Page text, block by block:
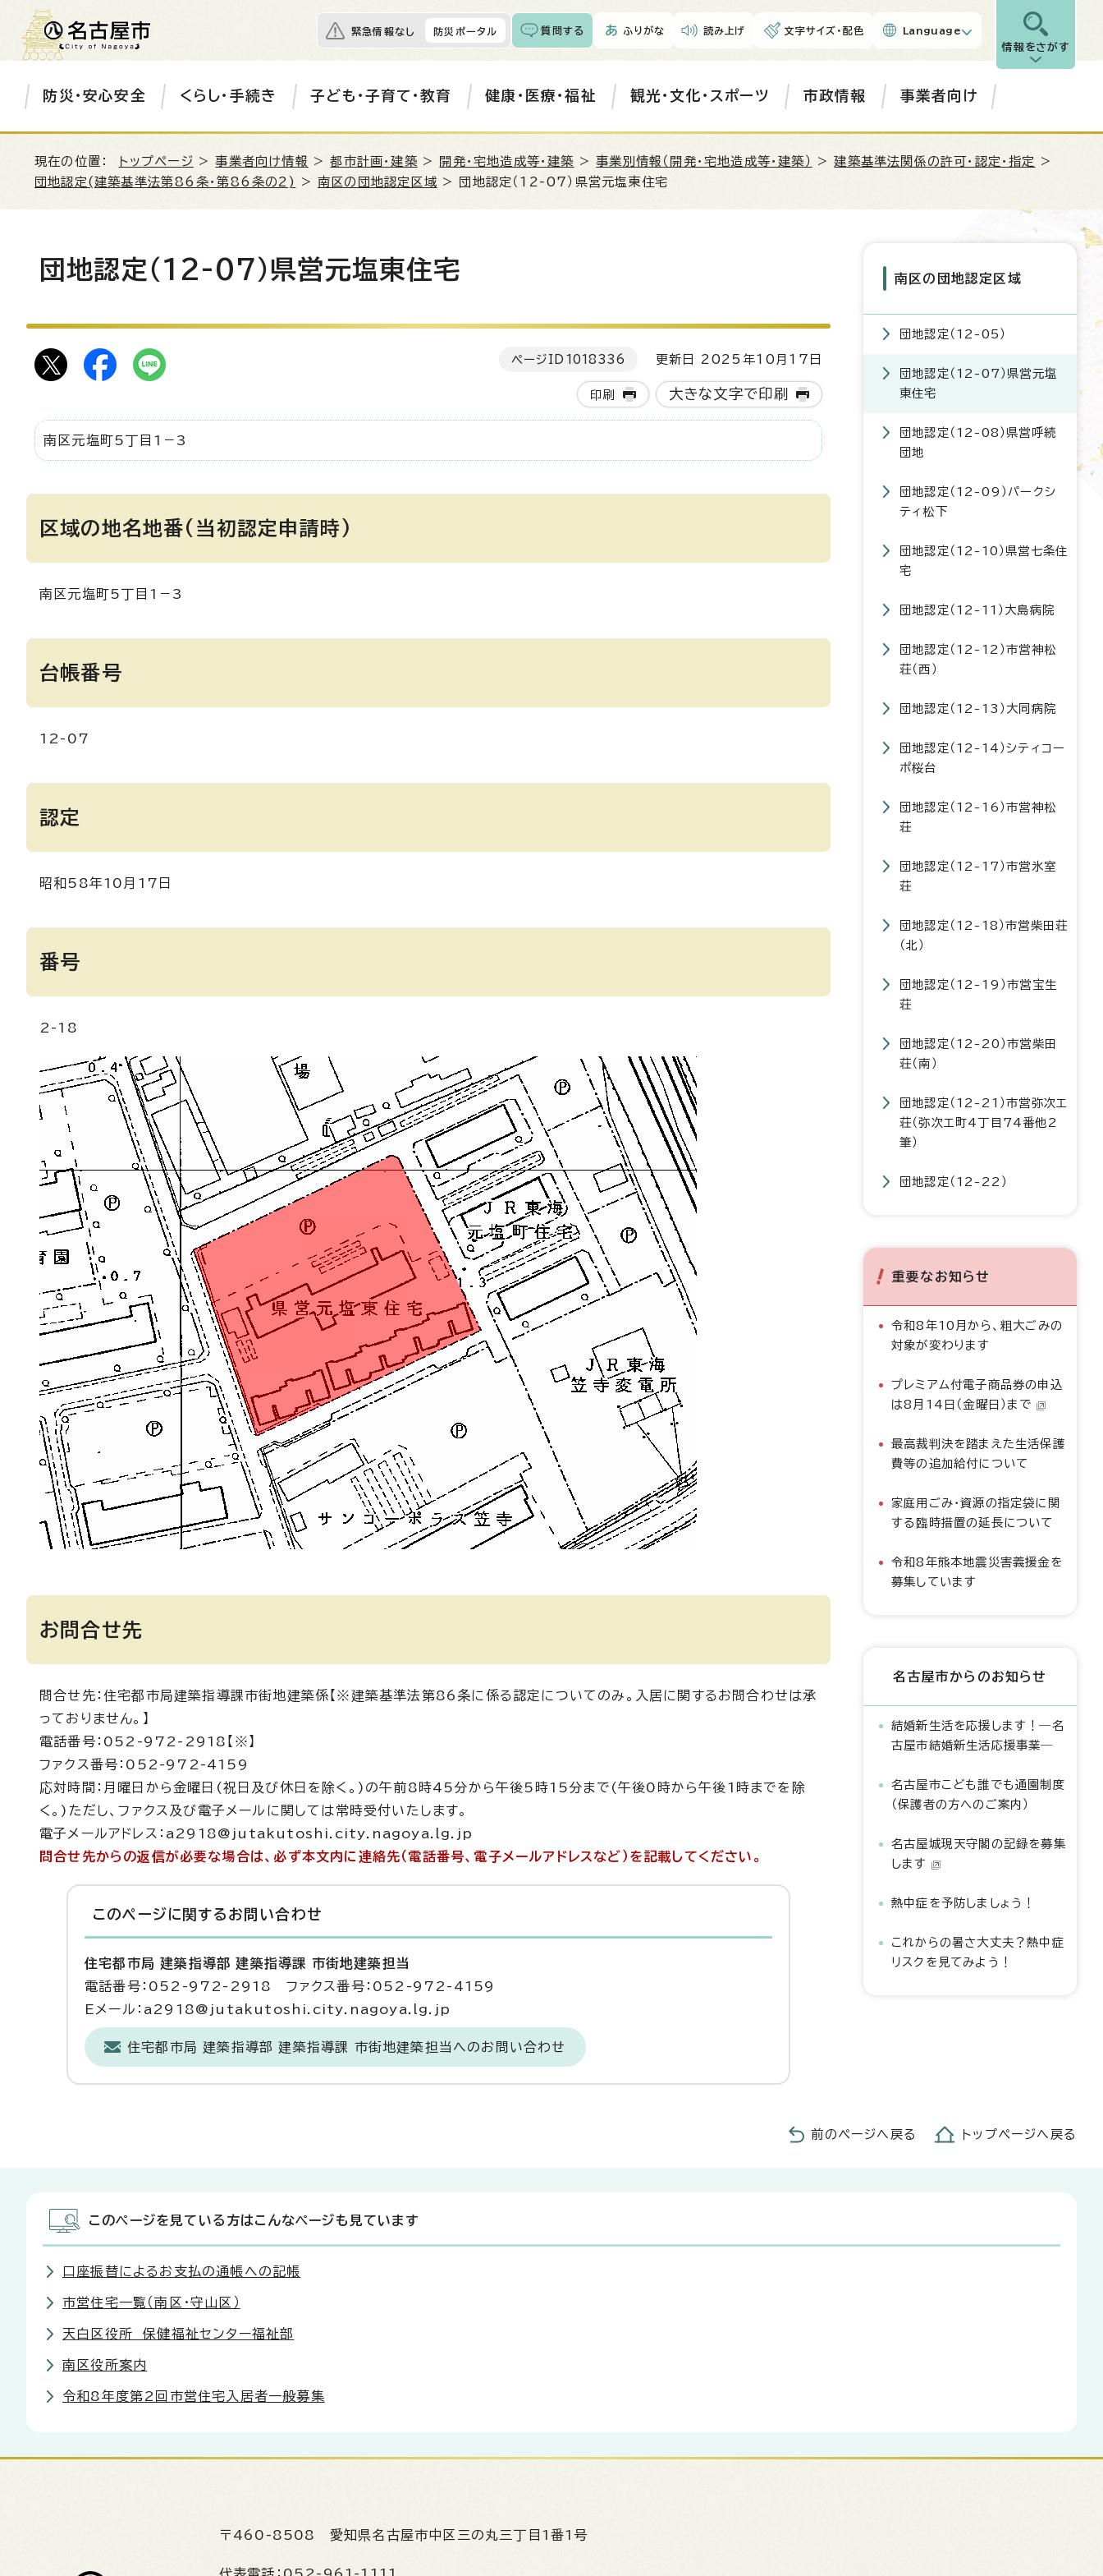
緊急情報なし 防災ポータル 質問する ふりがな 読み上げ 文字サイズ・配色 Language
情報をさがす
防災・安心安全 くらし・手続き 子ども・子育て・教育 健康・医療・福祉 観光・文化・スポーツ 市政情報 事業者向け
現在の位置： トップページ >事業者向け情報 >都市計画・建築 > 開発・宅地造成等・建築 >事業別情報（開発・宅地造成等・建築） >建築基準法関係の許可・認定・指定
>
団地認定(建築基準法第86条・第86条の2)
>南区の団地認定区域 > 団地認定（12-07）県営元塩東住宅
団地認定（12-07）県営元塩東住宅
ページID 1018336 更新日 2025年10月17日
印刷 大きな文字で印刷
南区元塩町5丁目1－3
区域の地名地番(当初認定申請時)
南区元塩町5丁目1－3
台帳番号
12-07
認定
昭和58年10月17日
番号
2-18
お問合せ先
問合せ先：住宅都市局建築指導課市街地建築係【※建築基準法第86条に係る認定についてのみ。入居に関するお問合わせは承
っておりません。】
電話番号：052-972-2918【※】
ファクス番号：052-972-4159
応対時間：月曜日から金曜日(祝日及び休日を除く。)の午前8時45分から午後5時15分まで(午後0時から午後1時までを除
く。)ただし、ファクス及び電子メールに関しては常時受付いたします。
電子メールアドレス：a2918@jutakutoshi.city.nagoya.lg.jp
問合せ先からの返信が必要な場合は、必ず本文内に連絡先（電話番号、電子メールアドレスなど）を記載してください。
このページに関する お問い合わせ
住宅都市局 建築指導部 建築指導課 市街地建築担当
電話番号：052-972-2918 ファクス番号：052-972-4159
Eメール：a2918@jutakutoshi.city.nagoya.lg.jp
住宅都市局 建築指導部 建築指導課 市街地建築担当へのお問い合わせ
南区の団地認定区域
団地認定（12-05）
団地認定（12-07）県営元塩
東住宅
団地認定（12-08）県営呼続
団地
団地認定（12-09）パークシ
ティ松下
団地認定（12-10）県営七条住
宅
団地認定（12-11）大島病院
団地認定（12-12）市営神松
荘（西）
団地認定（12-13）大同病院
団地認定（12-14）シティコー
ポ桜台
団地認定（12-16）市営神松
荘
団地認定（12-17）市営氷室
荘
団地認定（12-18）市営柴田荘
（北）
団地認定（12-19）市営宝生
荘
団地認定（12-20）市営柴田
荘（南）
団地認定（12-21）市営弥次エ
荘（弥次エ町4丁目74番他2
筆）
団地認定（12-22）
重要なお知らせ
令和8年10月から、粗大ごみの
対象が変わります
プレミアム付電子商品券の申込
は8月14日（金曜日）まで
最高裁判決を踏まえた生活保護
費等の追加給付について
家庭用ごみ・資源の指定袋に関
する臨時措置の延長について
令和8年熊本地震災害義援金を
募集しています
名古屋市からのお知らせ
結婚新生活を応援します！―名
古屋市結婚新生活応援事業―
名古屋市こども誰でも通園制度
（保護者の方へのご案内）
名古屋城現天守閣の記録を募集
します
熱中症を予防しましょう！
これからの暑さ大丈夫？熱中症
リスクを見てみよう！
前のページへ戻る トップページへ戻る
このページを見ている方はこんなページも見ています
口座振替によるお支払の通帳への記帳
市営住宅一覧（南区・守山区）
天白区役所 保健福祉センター福祉部
南区役所案内
令和8年度第2回市営住宅入居者一般募集
〒460-8508 愛知県名古屋市中区三の丸三丁目1番1号